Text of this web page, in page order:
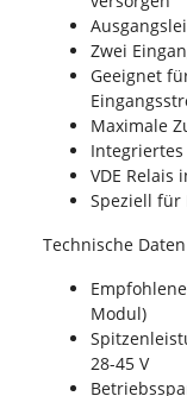
Zwei
Geeignet
Maximale
VDE Relais
Speziell für
Technische Daten
Modul)
28-45 V